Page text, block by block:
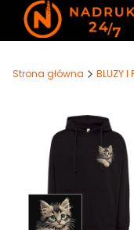
Strona główna BLUZY I